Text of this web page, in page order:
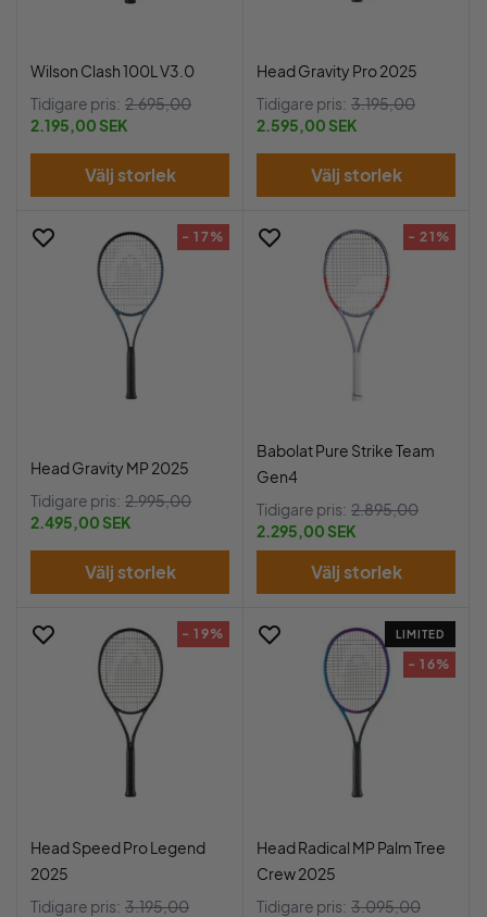
Wilson Clash 100L V3.0
Tidigare pris: 2.695,00
2.195,00 SEK
Välj storlek
Head Gravity Pro 2025
Tidigare pris: 3.195,00
2.595,00 SEK
Välj storlek
- 17%
Head Gravity MP 2025
Tidigare pris: 2.995,00
2.495,00 SEK
Välj storlek
- 21%
Babolat Pure Strike Team
Gen4
Tidigare pris: 2.895,00
2.295,00 SEK
Välj storlek
- 19%
Head Speed Pro Legend
2025
Tidigare pris: 3.195,00
LIMITED
- 16%
Head Radical MP Palm Tree
Crew 2025
Tidigare pris: 3.095,00